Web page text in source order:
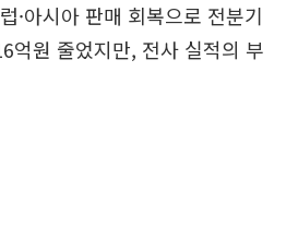
·아시아 판매 회복으로 전분기
억원 줄었지만, 전사 실적의 부